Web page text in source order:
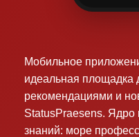
Мобильное
идеальная площадка
рекомендациями и
StatusPraesens.
знаний: море